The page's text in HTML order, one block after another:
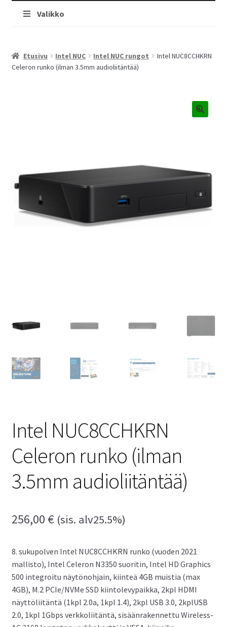
Valikko
Etusivu Intel NUC Intel NUC rungot
Intel NUC8CCHKRN
Celeron runko (ilman 3.5mm audioliitäntää)
Intel NUC8CCHKRN
Celeron runko (ilman
3.5mm audioliitäntää)
256,00 €(sis. alv25.5%)
8. sukupolven Intel NUC8CCHKRN runko (vuoden 2021
mallisto), Intel Celeron N3350 suoritin, Intel HD Graphics
500 integroitu näytönohjain, kiinteä 4GB muistia (max
4GB), M.2 PCIe/NVMe SSD kiintolevypaikka, 2kpl HDMI
näyttöliitäntä (1kpl 2.0a, 1kpl 1.4), 2kpl USB 3.0, 2kplUSB
2.0, 1kpl 1Gbps verkkoliitäntä, sisäänrakennettu Wireless-